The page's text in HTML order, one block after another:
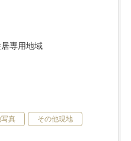
専用地域
真 その他現地